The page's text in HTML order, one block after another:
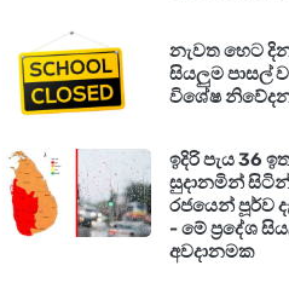
නැවත හෙට
සියලුම පාසල්
විශේෂ
ඉදිරි පැය 36
සුදානමින්
රජයෙන් පූර්ව
- මේ ප්‍රදේශ
අවදානමක